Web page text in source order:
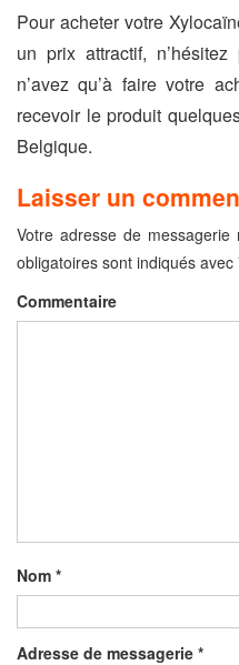
Pour acheter votre
un prix attractif,
n’avez qu’à faire votre
recevoir le produit
Belgique.
Laisser un
Votre adresse de
obligatoires sont indiqués avec
Commentaire
Nom *
Adresse de messagerie *